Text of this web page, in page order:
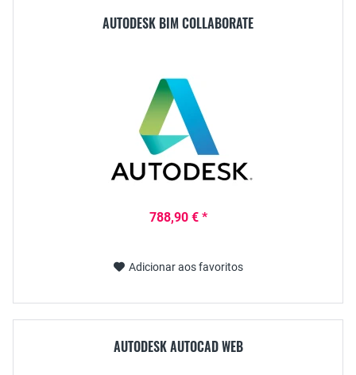
AUTODESK BIM COLLABORATE
788,90 € *
Adicionar aos favoritos
AUTODESK AUTOCAD WEB